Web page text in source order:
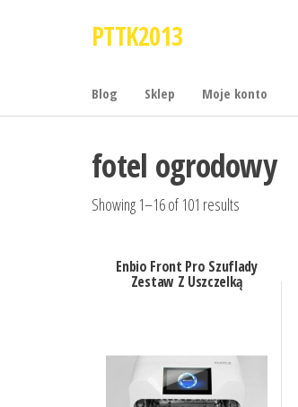
PTTK2013
Blog Sklep Moje konto
fotel ogrodowy
Showing 1–16 of 101 results
Enbio Front Pro Szuflady
Zestaw Z Uszczelką